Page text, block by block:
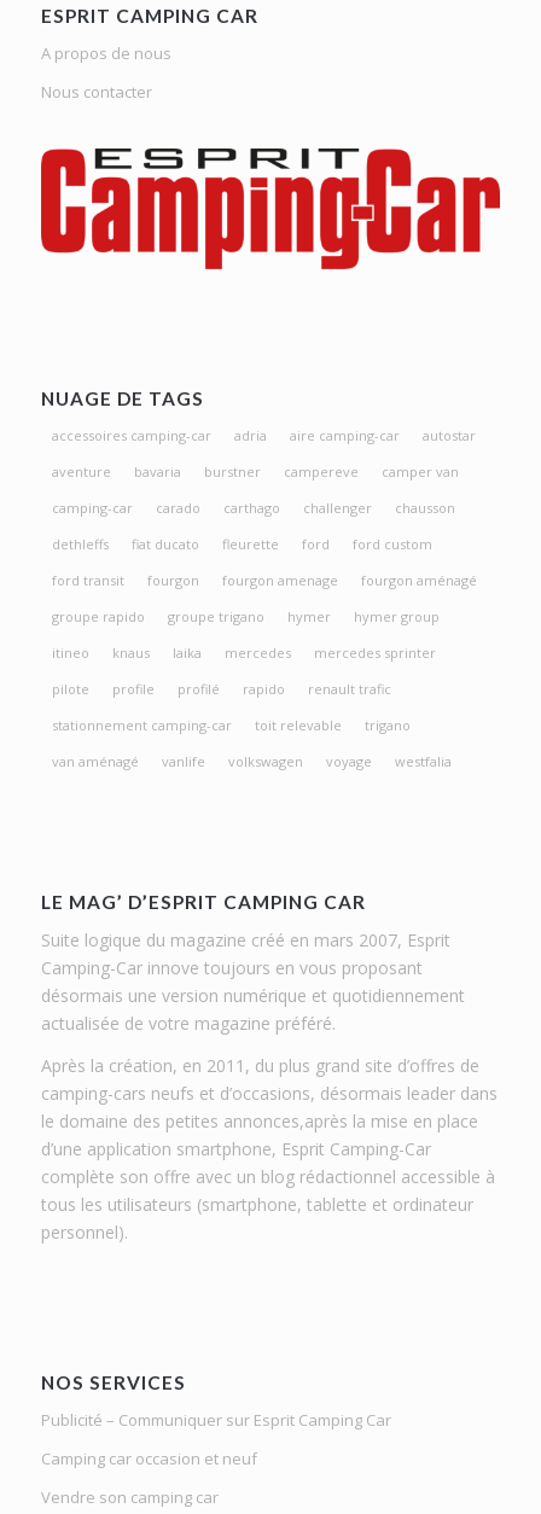
ESPRIT CAMPING CAR
A propos de nous
Nous contacter
NUAGE DE TAGS
accessoires camping-car adria aire camping-car
autostar
aventure
bavaria burstner campereve
camper van
camping-car
carado carthago challenger
chausson
dethleffs
fiat ducato fleurette ford
ford custom
ford transit
fourgon fourgon amenage
fourgon aménagé
groupe rapido
groupe trigano hymer
hymer group
itineo
knaus laika mercedes
mercedes sprinter
pilote
profile profilé rapido
renault trafic
stationnement camping-car
toit relevable
trigano
van aménagé
vanlife volkswagen voyage westfalia
LE MAG’ D’ESPRIT CAMPING CAR
Suite logique du magazine créé en mars 2007, Esprit
Camping-Car innove toujours en vous proposant
désormais une version numérique et quotidiennement
actualisée de votre magazine préféré.
Après la création, en 2011, du plus grand site d’offres de
camping-cars neufs et d’occasions, désormais leader dans
le domaine des petites annonces,après la mise en place
d’une application smartphone, Esprit Camping-Car
complète son offre avec un blog rédactionnel accessible à
tous les utilisateurs (smartphone, tablette et ordinateur
personnel).
NOS SERVICES
Publicité – Communiquer sur Esprit Camping Car
Camping car occasion et neuf
Vendre son camping car